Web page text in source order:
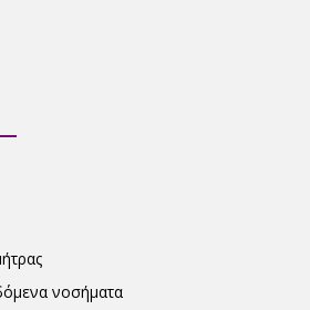
νοσήματα